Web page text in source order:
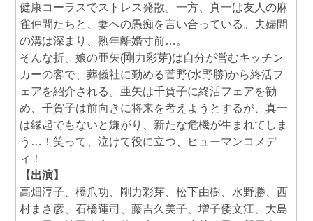
健康コーラスでストレス発散。一方、真一は友人の麻
雀仲間たちと、妻への愚痴を言い合っている。夫婦間
の溝は深まり、熟年離婚寸前…。
そんな折、娘の亜矢(剛力彩芽)は自分が営むキッチン
カーの客で、葬儀社に勤める菅野(水野勝)から終活フ
ェアを紹介される。亜矢は千賀子に終活フェアを勧
め、千賀子は前向きに将来を考えようとするが、真一
は縁起でもないと嫌がり、新たな危機が生まれてしま
う…！笑って、泣けて役に立つ、ヒューマンコメデ
ィ！
【出演】
高畑淳子、橋爪功、剛力彩芽、松下由樹、水野勝、西
村まさ彦、石橋蓮司、藤吉久美子、増子倭文江、大島